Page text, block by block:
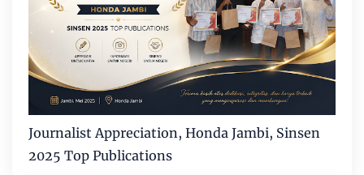
Journalist Appreciation, Honda Jambi, Sinsen
2025 Top Publications